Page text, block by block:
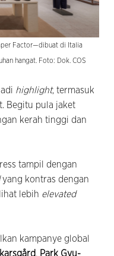
Factor—dibuat di Italia
hangat. Foto: Dok. COS
highlight, termasuk
Begitu pula jaket
kerah tinggi dan
tampil dengan
yang kontras dengan
lebih elevated
kampanye global
, Park Gyu-